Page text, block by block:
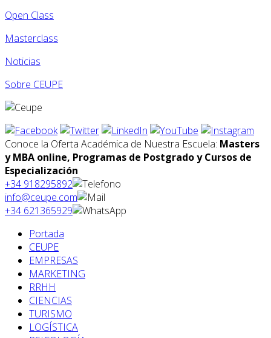
Open Class
Masterclass
Noticias
Sobre CEUPE
Conoce la Oferta Académica de Nuestra Escuela: Masters
y MBA online, Programas de Postgrado y Cursos de
Especialización
+34 918295892
info@ceupe.com
+34 621365929
Portada
CEUPE
EMPRESAS
MARKETING
RRHH
CIENCIAS
TURISMO
LOGÍSTICA